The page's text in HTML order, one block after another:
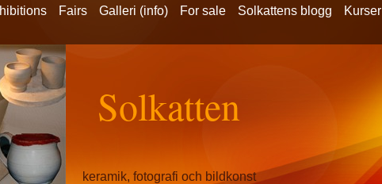
Fairs Galleri (info) For sale Solkattens blogg Kurser
Solkatten
keramik, fotografi och bildkonst